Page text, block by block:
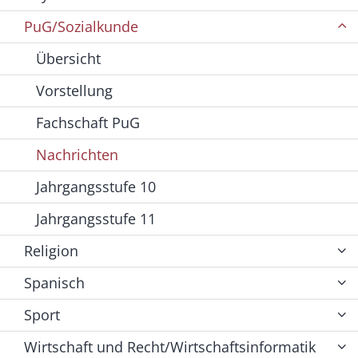
PuG/Sozialkunde
Übersicht
Vorstellung
Fachschaft PuG
Nachrichten
Jahrgangsstufe 10
Jahrgangsstufe 11
Religion
Spanisch
Sport
Wirtschaft und Recht/Wirtschaftsinformatik